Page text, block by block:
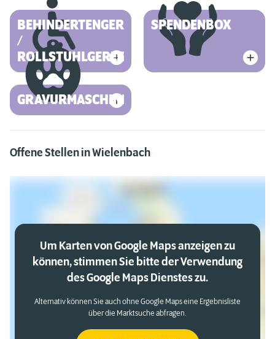
BEHINDERTENGERECHT
/
ROLLSTUHLGERECHT
SPENDENBOX
GRAVURMASCHINE
Offene Stellen in Wielenbach
Um Karten von Google Maps anzeigen zu
können, stimmen Sie bitte der Verwendung
des Google Maps Dienstes zu.
Alternativ können Sie auch ohne Google Maps eine Ergebnisliste
über die Marktsuche abfragen.